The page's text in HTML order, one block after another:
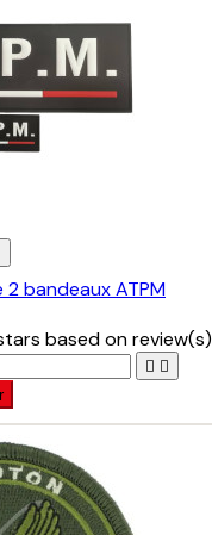
bandeaux ATPM
based onreview(s)
 